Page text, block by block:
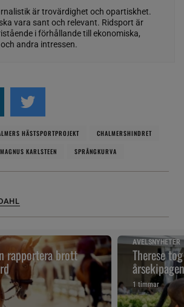
är trovärdighet och opartiskhet.
vara sant och relevant. Ridsport är
i förhållande till ekonomiska,
andra intressen.
HÄSTSPORTPROJEKT
CHALMERSHINDRET
MAGNUS KARLSTEEN SPRÅNGKURVA
rapportera brott
AVELSNYHETER
Therese
årsekipagen
1 timmar